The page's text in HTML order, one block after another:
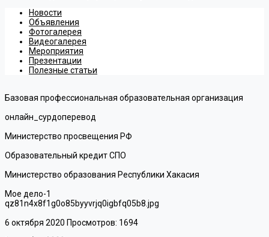
Новости
Объявления
Фотогалерея
Видеогалерея
Мероприятия
Презентации
Полезные статьи
Базовая профессиональная образовательная организация
онлайн_сурдоперевод
Министерство просвещения РФ
Образовательный кредит СПО
Министерство образования Республики Хакасия
Мое дело-1
qz81n4x8f1g0o85byyvrjq0igbfq05b8.jpg
6 октября 2020 Просмотров: 1694